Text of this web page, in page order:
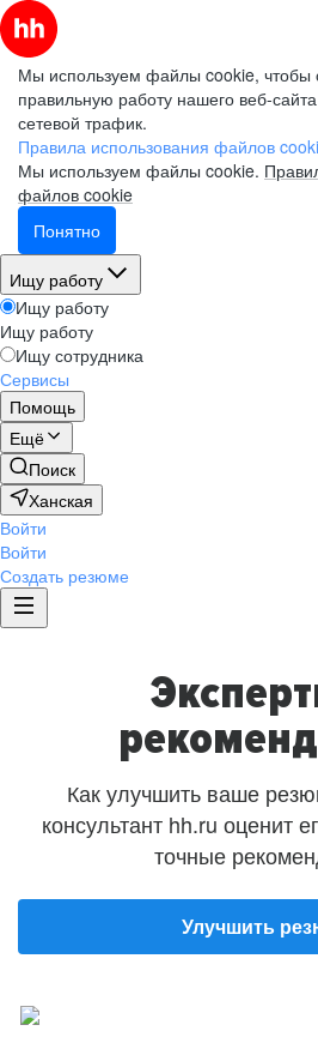
Мы используем файлы cookie, чтобы
правильную работу нашего веб-
сетевой трафик.
Правила использования файлов
Мы используем файлы cookie.
файлов cookie
Понятно
Ищу работу
Ищу работу
Ищу работу
Ищу сотрудника
Сервисы
Помощь
Ещё
Поиск
Ханская
Войти
Войти
Создать резюме
Как улучшить ваше
консультант hh.ru оценит
точные
Улучшить